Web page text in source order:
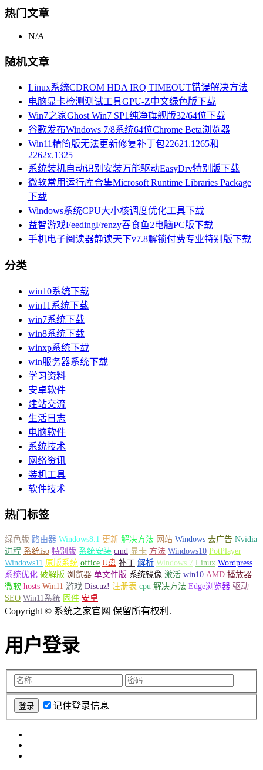
热门文章
N/A
随机文章
Linux系统CDROM HDA IRQ TIMEOUT错误解决方法
电脑显卡检测测试工具GPU-Z中文绿色版下载
Win7之家Ghost Win7 SP1纯净旗舰版32/64位下载
谷歌发布Windows 7/8系统64位Chrome Beta浏览器
Win11精简版无法更新修复补丁包22621.1265和
2262x.1325
系统装机自动识别安装万能驱动EasyDrv特别版下载
微软常用运行库合集Microsoft Runtime Libraries Package
下载
Windows系统CPU大小核调度优化工具下载
益智游戏FeedingFrenzy吞食鱼2电脑PC版下载
手机电子阅读器静读天下v7.8解锁付费专业特别版下载
分类
win10系统下载
win11系统下载
win7系统下载
win8系统下载
winxp系统下载
win服务器系统下载
学习资料
安卓软件
建站交流
生活日志
电脑软件
系统技术
网络资讯
装机工具
软件技术
热门标签
绿色版 路由器 Windows8.1 更新 解决方法 网站 Windows 去广告 Nvidia
进程 系统iso 特别版 系统安装 cmd 显卡 方法 Windows10 PotPlayer
Windows11 原版系统 office U盘 补丁 解析 Windows 7 Linux Wordpress
系统优化 破解版 浏览器 单文件版 系统镜像 激活 win10 AMD 播放器
微软 hosts Win11 游戏 Discuz! 注册表 cpu 解决方法 Edge浏览器 驱动
SEO Win11系统 固件 安卓
Copyright © 系统之家官网 保留所有权利.
用户登录
记住登录信息